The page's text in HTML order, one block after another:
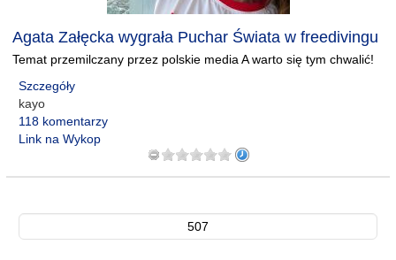
Agata Załęcka wygrała Puchar Świata w freedivingu
Temat przemilczany przez polskie media A warto się tym chwalić!
Szczegóły
kayo
118 komentarzy
Link na Wykop
507